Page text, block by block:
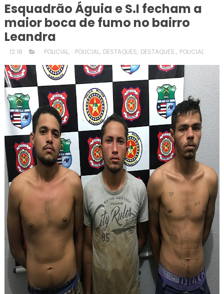
Esquadrão Águia e S.I fecham a
maior boca de fumo no bairro
Leandra
12:18 . . POLICIAL, . POLICIAL, DESTAQUES, DESTAQUES., POLICIAL